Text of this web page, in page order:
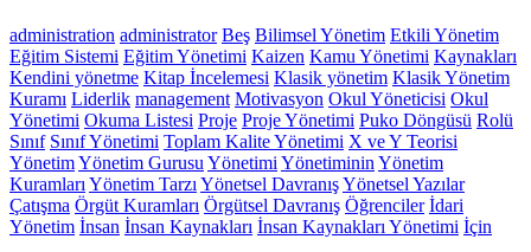
administration administrator Beş Bilimsel Yönetim Etkili Yönetim
Eğitim Sistemi Eğitim Yönetimi Kaizen Kamu Yönetimi Kaynakları
Kendini yönetme Kitap İncelemesi Klasik yönetim Klasik Yönetim
Kuramı Liderlik management Motivasyon Okul Yöneticisi Okul
Yönetimi Okuma Listesi Proje Proje Yönetimi Puko Döngüsü Rolü
Sınıf Sınıf Yönetimi Toplam Kalite Yönetimi X ve Y Teorisi
YönetimYönetim Gurusu Yönetimi Yönetiminin Yönetim
Kuramları Yönetim Tarzı Yönetsel DavranışYönetsel Yazılar
Çatışma Örgüt Kuramları Örgütsel Davranış Öğrenciler İdari
Yönetim İnsan İnsan Kaynakları İnsan Kaynakları Yönetimi İçin